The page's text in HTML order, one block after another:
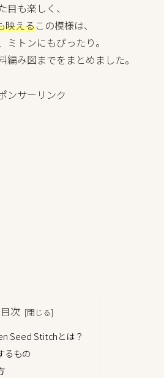
目も楽しく、
映えるこの模様は、
ミトンにもぴったり。
編み図までをまとめました。
ンサーリンク
目次
Seed Stitchとは？
るもの